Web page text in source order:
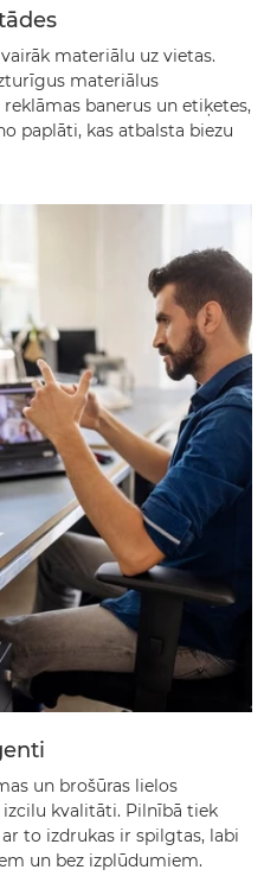
materiālu uz vietas.
materiālus
banerus un etiķetes,
paplāti, kas atbalsta biezu
un brošūras lielos
kvalitāti. Pilnībā tiek
to izdrukas ir spilgtas, labi
un bez izplūdumiem.